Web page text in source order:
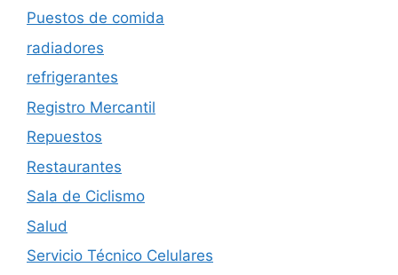
Puestos de comida
radiadores
refrigerantes
Registro Mercantil
Repuestos
Restaurantes
Sala de Ciclismo
Salud
Servicio Técnico Celulares